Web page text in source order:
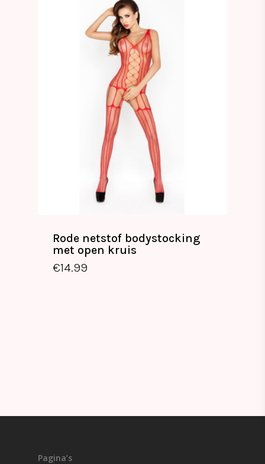
Rode netstof bodystocking
met open kruis
€14.99
€14.99
Pagina’s